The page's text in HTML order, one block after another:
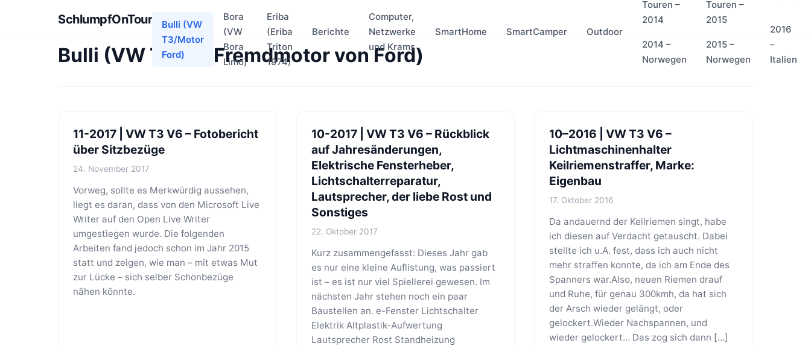
SchlumpfOnTour
Bulli (VW
T3/Motor
Ford)
Bora
(VW
Bora
Limo)
Eriba
(Eriba
Triton
1974)
Berichte
Computer,
Netzwerke
und Krams
SmartHome SmartCamper Outdoor
Touren –
2014
2014 –
Norwegen
Touren –
2015
2015 –
Norwegen
2016
–
Italien
Bulli (VW T3 mit Fremdmotor von Ford)
11-2017 | VW T3 V6 – Fotobericht
über Sitzbezüge
24. November 2017
Vorweg, sollte es Merkwürdig aussehen,
liegt es daran, dass von den Microsoft Live
Writer auf den Open Live Writer
umgestiegen wurde. Die folgenden
Arbeiten fand jedoch schon im Jahr 2015
statt und zeigen, wie man – mit etwas Mut
zur Lücke – sich selber Schonbezüge
nähen könnte.
10-2017 | VW T3 V6 – Rückblick
auf Jahresänderungen,
Elektrische Fensterheber,
Lichtschalterreparatur,
Lautsprecher, der liebe Rost und
Sonstiges
22. Oktober 2017
Kurz zusammengefasst: Dieses Jahr gab
es nur eine kleine Auflistung, was passiert
ist – es ist nur viel Spiellerei gewesen. Im
nächsten Jahr stehen noch ein paar
Baustellen an. e-Fenster Lichtschalter
Elektrik Altplastik-Aufwertung
Lautsprecher Rost Standheizung
10–2016 | VW T3 V6 –
Lichtmaschinenhalter
Keilriemenstraffer, Marke:
Eigenbau
17. Oktober 2016
Da andauernd der Keilriemen singt, habe
ich diesen auf Verdacht getauscht. Dabei
stellte ich u.A. fest, dass ich auch nicht
mehr straffen konnte, da ich am Ende des
Spanners war.Also, neuen Riemen drauf
und Ruhe, für genau 300kmh, da hat sich
der Arsch wieder gelängt, oder
gelockert.Wieder Nachspannen, und
wieder gelockert… Das zog sich dann […]